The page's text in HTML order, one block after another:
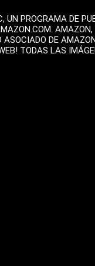
PROGRAMA DE
DE
TODAS LAS